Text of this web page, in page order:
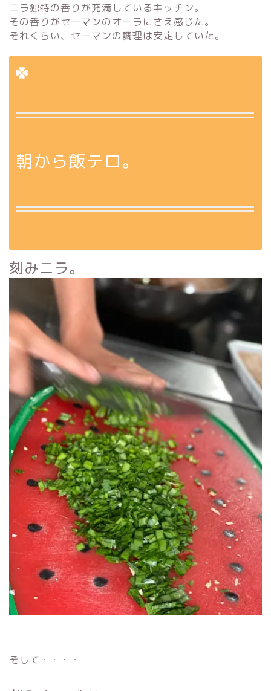
ニラ独特の香りが充満しているキッチン。
その香りがセーマンのオーラにさえ感じた。
それくらい、セーマンの調理は安定していた。
朝から飯テロ。
刻みニラ。
そして・・・・